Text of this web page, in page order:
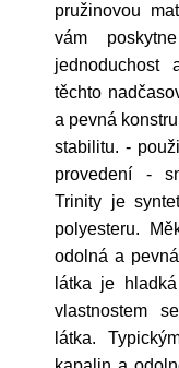
pružinovou
vám
jednoduchost
těchto
a pevná
stabilitu. -
provedení -
Trinity je
polyesteru.
odolná a
látka je
vlastnostem
látka.